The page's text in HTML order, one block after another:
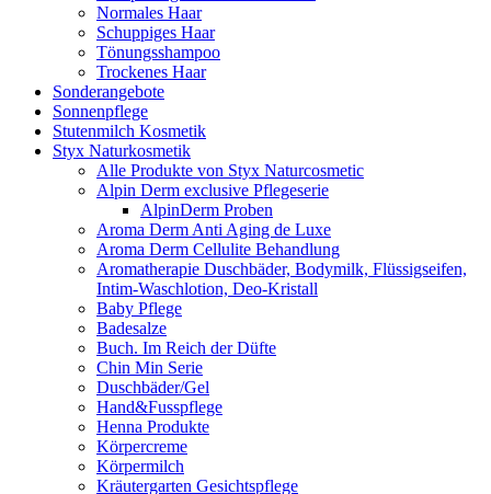
Normales Haar
Schuppiges Haar
Tönungsshampoo
Trockenes Haar
Sonderangebote
Sonnenpflege
Stutenmilch Kosmetik
Styx Naturkosmetik
Alle Produkte von Styx Naturcosmetic
Alpin Derm exclusive Pflegeserie
AlpinDerm Proben
Aroma Derm Anti Aging de Luxe
Aroma Derm Cellulite Behandlung
Aromatherapie Duschbäder, Bodymilk, Flüssigseifen,
Intim-Waschlotion, Deo-Kristall
Baby Pflege
Badesalze
Buch. Im Reich der Düfte
Chin Min Serie
Duschbäder/Gel
Hand&Fusspflege
Henna Produkte
Körpercreme
Körpermilch
Kräutergarten Gesichtspflege